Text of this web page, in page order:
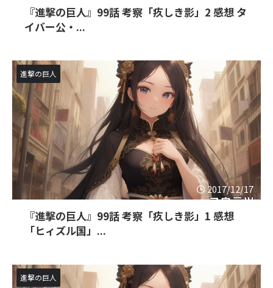
『進撃の巨人』99話 考察「疚しき影」2 感想 タ
イバー公・...
2017/12/17
進撃の巨人
『進撃の巨人』99話 考察「疚しき影」1 感想
「ヒィズル国」...
進撃の巨人